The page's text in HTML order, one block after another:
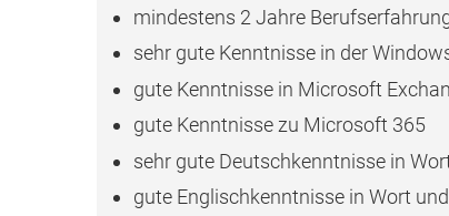
mindestens 2 Jahre
sehr gute Kenntnisse in der
gute Kenntnisse in Microsoft
gute Kenntnisse zu Microsoft 365
sehr gute Deutschkenntnisse in
gute Englischkenntnisse in Wort